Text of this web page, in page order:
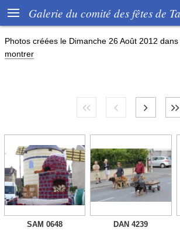
 Galerie du comité des fêtes de
Photos créées le Dimanche 26 Août 2012 dans
montrer
SAM 0648 DAN 4239